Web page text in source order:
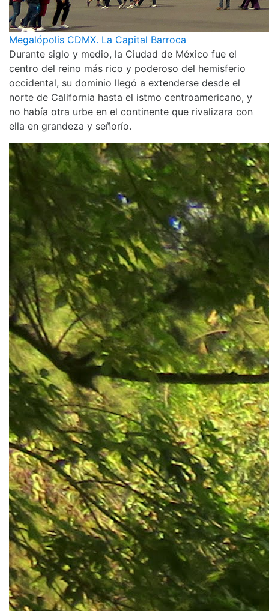
Megalópolis CDMX. La Capital Barroca
Durante siglo y medio, la Ciudad de México fue el
centro del reino más rico y poderoso del hemisferio
occidental, su dominio llegó a extenderse desde el
norte de California hasta el istmo centroamericano, y
no había otra urbe en el continente que rivalizara con
ella en grandeza y señorío.